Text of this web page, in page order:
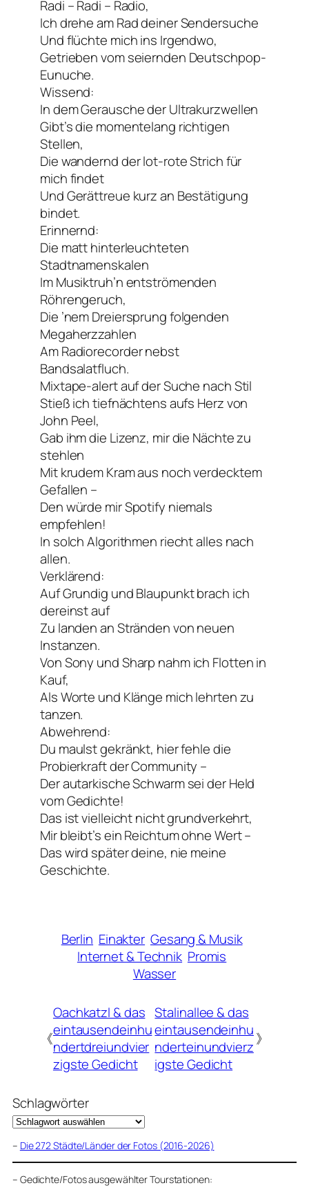
Radi – Radi – Radio,
Ich drehe am Rad deiner Sendersuche
Und flüchte mich ins Irgendwo,
Getrieben vom seiernden Deutschpop-
Eunuche.
Wissend:
In dem Gerausche der Ultrakurzwellen
Gibt’s die momentelang richtigen
Stellen,
Die wandernd der lot-rote Strich für
mich findet
Und Gerättreue kurz an Bestätigung
bindet.
Erinnernd:
Die matt hinterleuchteten
Stadtnamenskalen
Im Musiktruh’n entströmenden
Röhrengeruch,
Die ’nem Dreiersprung folgenden
Megaherzzahlen
Am Radiorecorder nebst
Bandsalatfluch.
Mixtape-alert auf der Suche nach Stil
Stieß ich tiefnächtens aufs Herz von
John Peel,
Gab ihm die Lizenz, mir die Nächte zu
stehlen
Mit krudem Kram aus noch verdecktem
Gefallen –
Den würde mir Spotify niemals
empfehlen!
In solch Algorithmen riecht alles nach
allen.
Verklärend:
Auf Grundig und Blaupunkt brach ich
dereinst auf
Zu landen an Stränden von neuen
Instanzen.
Von Sony und Sharp nahm ich Flotten in
Kauf,
Als Worte und Klänge mich lehrten zu
tanzen.
Abwehrend:
Du maulst gekränkt, hier fehle die
Probierkraft der Community –
Der autarkische Schwarm sei der Held
vom Gedichte!
Das ist vielleicht nicht grundverkehrt,
Mir bleibt’s ein Reichtum ohne Wert –
Das wird später deine, nie meine
Geschichte.
Berlin Einakter Gesang & Musik
Internet & Technik Promis
Wasser
《
Oachkatzl & das
eintausendeinhu
ndertdreiundvier
zigste Gedicht
Stalinallee & das
eintausendeinhu
nderteinundvierz
igste Gedicht
》
Schlagwörter
– Die 272 Städte/Länder der Fotos (2016-2026)
– Gedichte/Fotos ausgewählter Tourstationen: